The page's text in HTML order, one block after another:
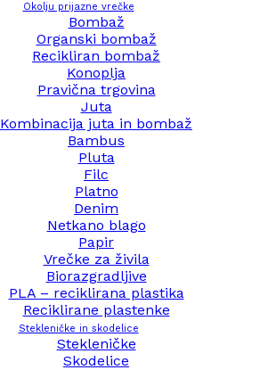
Okolju prijazne vrečke
Bombaž
Organski bombaž
Recikliran bombaž
Konoplja
Pravična trgovina
Juta
Kombinacija juta in bombaž
Bambus
Pluta
Filc
Platno
Denim
Netkano blago
Papir
Vrečke za živila
Biorazgradljive
PLA – reciklirana plastika
Reciklirane plastenke
Stekleničke in skodelice
Stekleničke
Skodelice